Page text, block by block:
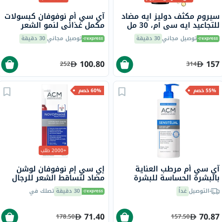
سيروم مكثف دوليز ايه مضاد
للتجاعيد ايه سي ام، 30 مل
توصيل مجاني30 دقيقة
157
314
آي سي أم نوفوفان كبسولات
مكمل غذائي لنمو الشعر
والأظافر حزمة من 60
توصيل مجاني30 دقيقة
100.80
252
55% خصم
آي سي أم مرطب العناية
بالبشرة الحساسة للبشرة
الجافة والمعرضة لحساسية
الجلد 500 ملالتوصيلغداً
70.87
157.50
60% خصم
+2000 طلب
إي سي إم نوفوفان لوشن
مضاد لتساقط الشعر للرجال
والنساء 100 مل30 دقيقة تصلك في
71.40
178.50